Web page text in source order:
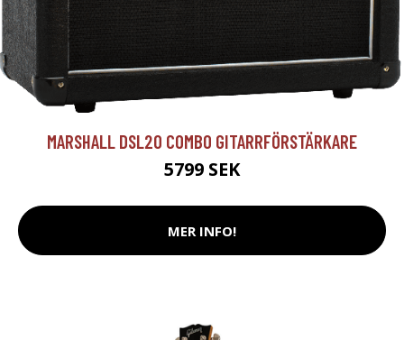
MARSHALL DSL20 COMBO GITARRFÖRSTÄRKARE
5799 SEK
MER INFO!